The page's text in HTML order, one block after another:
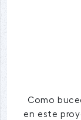
Como
en este